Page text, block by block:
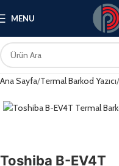
MENU
Ana Sayfa Termal Barkod Yazıcı
Toshiba B-EV4T